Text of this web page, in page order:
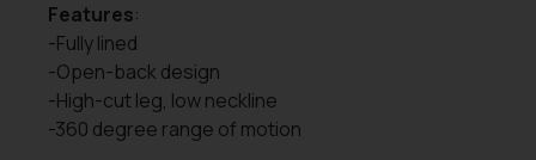
Features:
-Fully lined
-Open-back design
-High-cut leg, low neckline
-360 degree range of motion